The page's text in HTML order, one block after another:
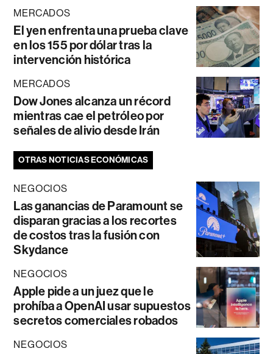
MERCADOS
El yen enfrenta una prueba clave
en los 155 por dólar tras la
intervención histórica
MERCADOS
Dow Jones alcanza un récord
mientras cae el petróleo por
señales de alivio desde Irán
OTRAS NOTICIAS ECONÓMICAS
NEGOCIOS
Las ganancias de Paramount se
disparan gracias a los recortes
de costos tras la fusión con
Skydance
NEGOCIOS
Apple pide a un juez que le
prohíba a OpenAI usar supuestos
secretos comerciales robados
NEGOCIOS